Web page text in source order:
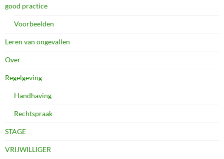
good practice
Voorbeelden
Leren van ongevallen
Over
Regelgeving
Handhaving
Rechtspraak
STAGE
VRIJWILLIGER